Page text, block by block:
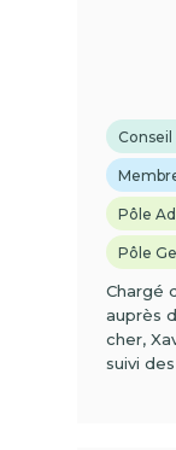
Pôle
Pôle
Chargé
auprès
cher,
suivi